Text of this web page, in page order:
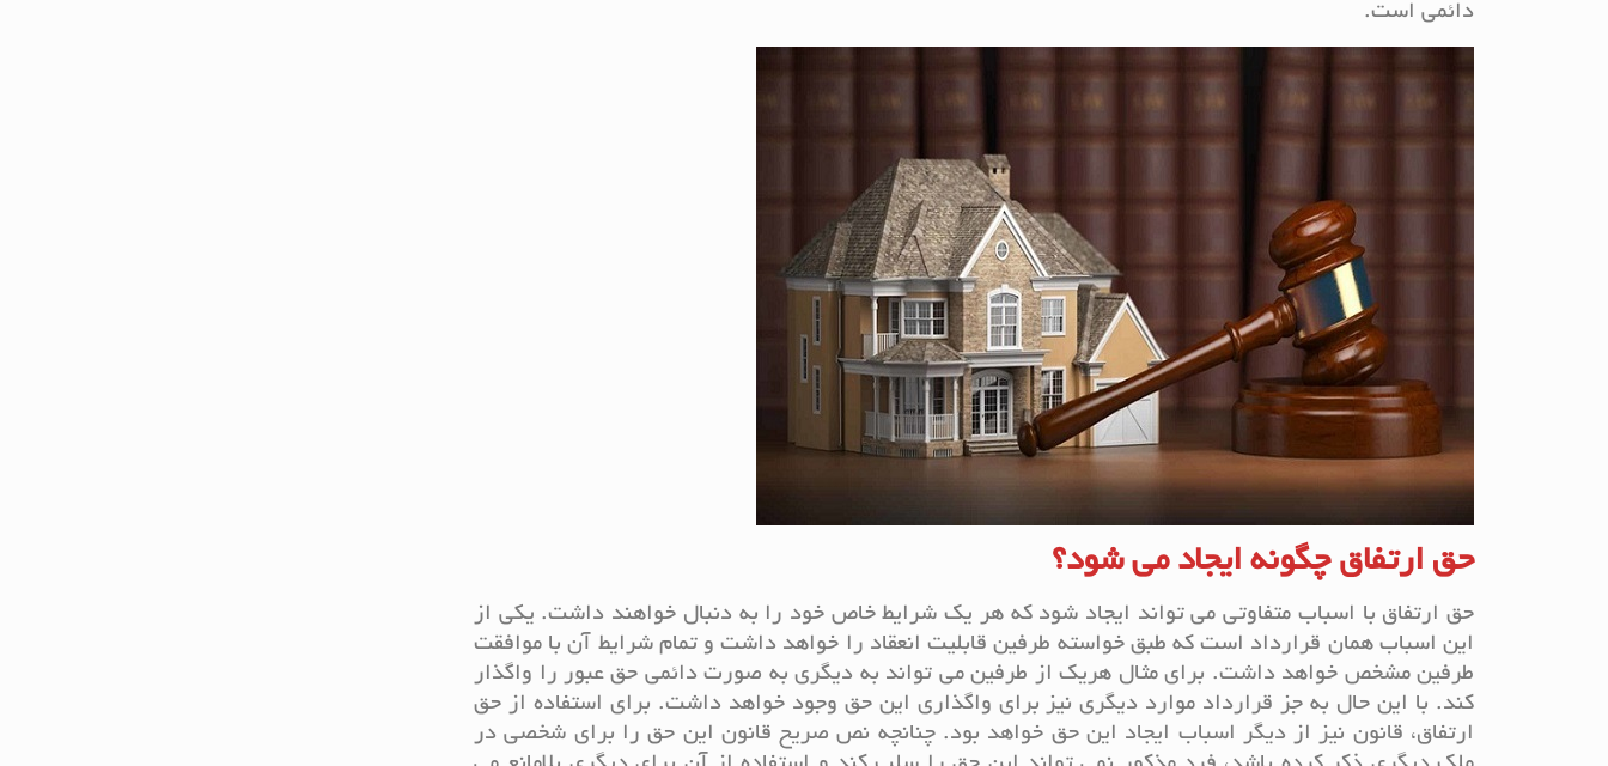
دائمی است.
حق ارتفاق چگونه ایجاد می شود؟
حق ارتفاق با اسباب متفاوتی می تواند ایجاد شود که هر یک شرایط خاص خود را به دنبال خواهند داشت. یکی از
این اسباب همان قرارداد است که طبق خواسته طرفین قابلیت انعقاد را خواهد داشت و تمام شرایط آن با موافقت
طرفین مشخص خواهد داشت. برای مثال هریک از طرفین می تواند به دیگری به صورت دائمی حق عبور را واگذار
کند. با این حال به جز قرارداد موارد دیگری نیز برای واگذاری این حق وجود خواهد داشت. برای استفاده از حق
ارتفاق، قانون نیز از دیگر اسباب ایجاد این حق خواهد بود. چنانچه نص صریح قانون این حق را برای شخصی در